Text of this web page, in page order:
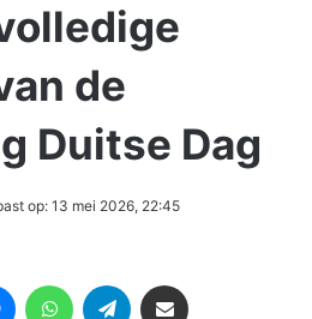
de
Duitse Dag
op: 13 mei 2026, 22:45